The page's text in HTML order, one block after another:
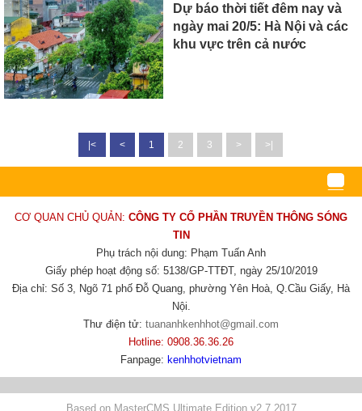
Dự báo thời tiết đêm nay và
ngày mai 20/5: Hà Nội và các
khu vực trên cả nước
|< < 1 2 3 > >|
CƠ QUAN CHỦ QUẢN: CÔNG TY CỔ PHẦN TRUYỀN THÔNG SÓNG
TIN
Phụ trách nội dung: Phạm Tuấn Anh
Giấy phép hoạt động số: 5138/GP-TTĐT, ngày 25/10/2019
Địa chỉ: Số 3, Ngõ 71 phố Đỗ Quang, phường Yên Hoà, Q.Cầu Giấy, Hà
Nội.
Thư điện tử: tuananhkenhhot@gmail.com
Hotline: 0908.36.36.26
Fanpage: kenhhotvietnam
Based on MasterCMS Ultimate Edition v2.7 2017